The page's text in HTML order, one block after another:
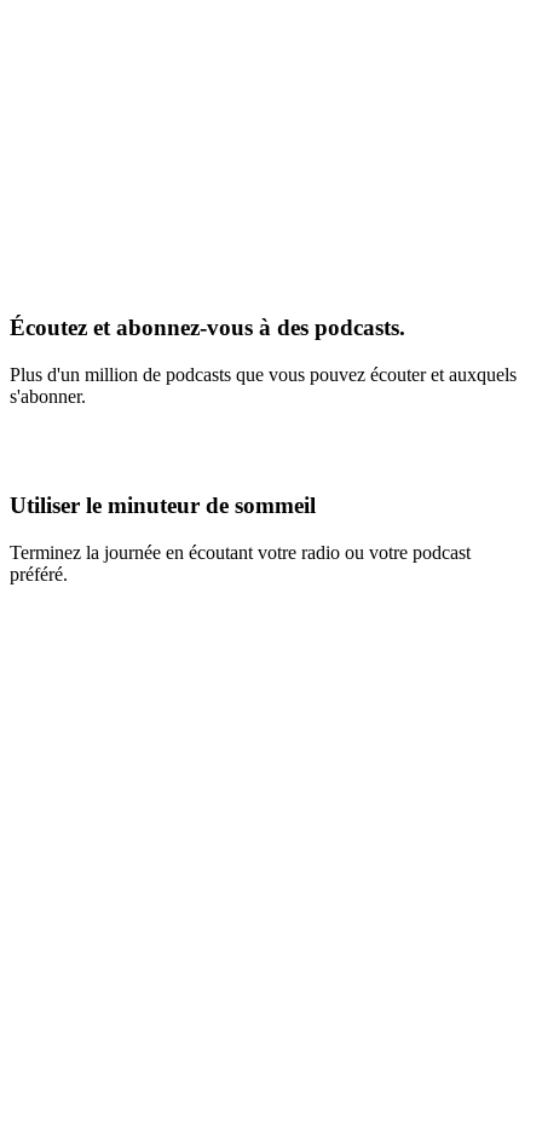
Écoutez et abonnez-vous à des podcasts.
Plus d'un million de podcasts que vous pouvez écouter et auxquels
s'abonner.
Utiliser le minuteur de sommeil
Terminez la journée en écoutant votre radio ou votre podcast
préféré.